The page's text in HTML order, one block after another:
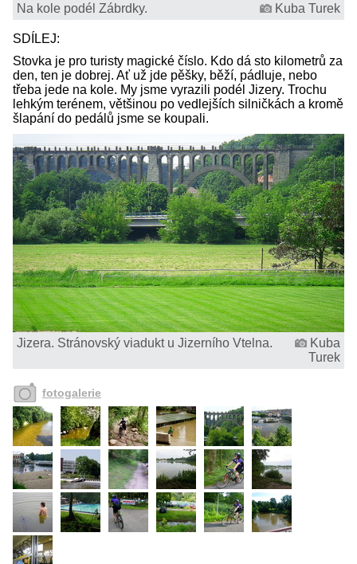
Na kole podél Zábrdky. Kuba Turek
SDÍLEJ:
Stovka je pro turisty magické číslo. Kdo dá sto kilometrů za
den, ten je dobrej. Ať už jde pěšky, běží, pádluje, nebo
třeba jede na kole. My jsme vyrazili podél Jizery. Trochu
lehkým terénem, většinou po vedlejších silničkách a kromě
šlapání do pedálů jsme se koupali.
Jizera. Stránovský viadukt u Jizerního Vtelna.
Kuba
Turek
fotogalerie